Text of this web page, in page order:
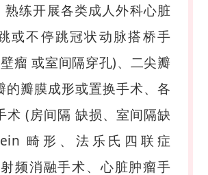
熟练开展各类成人外科心脏
或不停跳冠状动脉搭桥手
瘤 或室间隔穿孔)、二尖瓣
的瓣膜成形或置换手术、各
术 (房间隔 缺损、室间隔缺
畸形、法乐氏四联症
频消融手术、心脏肿瘤手